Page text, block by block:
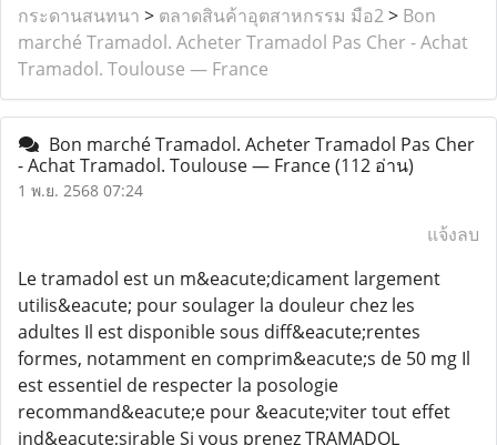
กระดานสนทนา > ตลาดสินค้าอุตสาหกรรม มือ2> Bon
marché Tramadol. Acheter Tramadol Pas Cher - Achat
Tramadol. Toulouse — France
Bon marché Tramadol. Acheter Tramadol Pas Cher
- Achat Tramadol. Toulouse — France(112 อ่าน)
1 พ.ย. 2568 07:24
แจ้งลบ
Le tramadol est un m&eacute;dicament largement
utilis&eacute; pour soulager la douleur chez les
adultes Il est disponible sous diff&eacute;rentes
formes, notamment en comprim&eacute;s de 50 mg Il
est essentiel de respecter la posologie
recommand&eacute;e pour &eacute;viter tout effet
ind&eacute;sirable Si vous prenez TRAMADOL